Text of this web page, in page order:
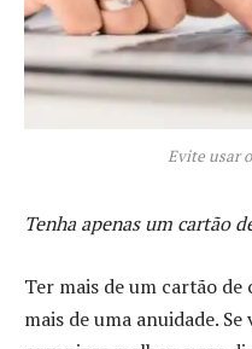
Evite usar
Tenha apenas um cartão
Ter mais de um cartão
mais de uma anuidade. Se